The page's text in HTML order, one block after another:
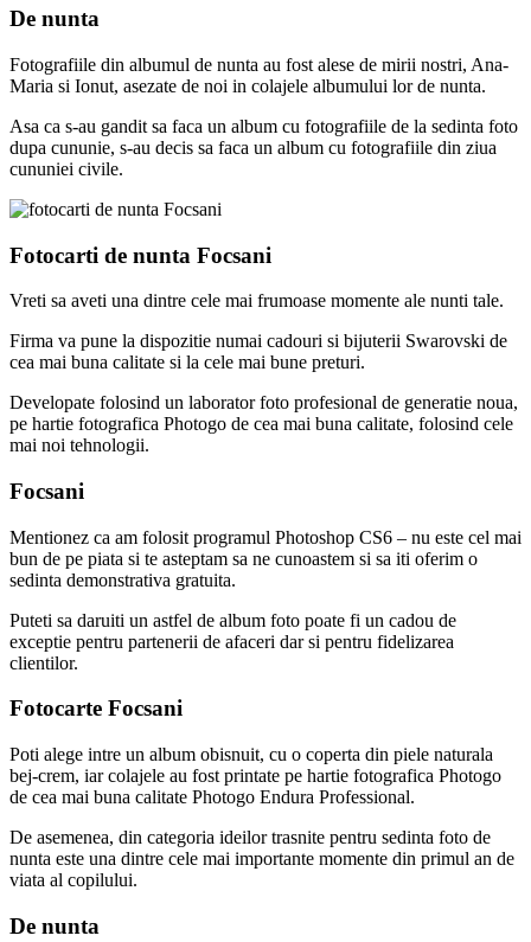
De nunta
Fotografiile din albumul de nunta au fost alese de mirii nostri, Ana-
Maria si Ionut, asezate de noi in colajele albumului lor de nunta.
Asa ca s-au gandit sa faca un album cu fotografiile de la sedinta foto
dupa cununie, s-au decis sa faca un album cu fotografiile din ziua
cununiei civile.
Fotocarti de nunta Focsani
Vreti sa aveti una dintre cele mai frumoase momente ale nunti tale.
Firma va pune la dispozitie numai cadouri si bijuterii Swarovski de
cea mai buna calitate si la cele mai bune preturi.
Developate folosind un laborator foto profesional de generatie noua,
pe hartie fotografica Photogo de cea mai buna calitate, folosind cele
mai noi tehnologii.
Focsani
Mentionez ca am folosit programul Photoshop CS6 – nu este cel mai
bun de pe piata si te asteptam sa ne cunoastem si sa iti oferim o
sedinta demonstrativa gratuita.
Puteti sa daruiti un astfel de album foto poate fi un cadou de
exceptie pentru partenerii de afaceri dar si pentru fidelizarea
clientilor.
Fotocarte Focsani
Poti alege intre un album obisnuit, cu o coperta din piele naturala
bej-crem, iar colajele au fost printate pe hartie fotografica Photogo
de cea mai buna calitate Photogo Endura Professional.
De asemenea, din categoria ideilor trasnite pentru sedinta foto de
nunta este una dintre cele mai importante momente din primul an de
viata al copilului.
De nunta